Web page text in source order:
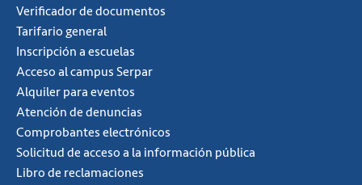
Verificador de documentos
Tarifario general
Inscripción a escuelas
Acceso al campus Serpar
Alquiler para eventos
Atención de denuncias
Comprobantes electrónicos
Solicitud de acceso a la información pública
Libro de reclamaciones